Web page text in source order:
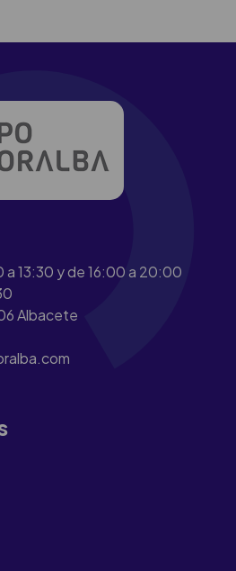
a 13:30 y de 16:00 a 20:00
Albacete